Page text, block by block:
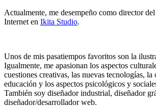
Actualmente, me desempeño como director
Internet en Ikita Studio.
Unos de mis pasatiempos favoritos son la
Igualmente, me apasionan los aspectos
cuestiones creativas, las nuevas tecnologías,
educación y los aspectos psicológicos y
También soy diseñador industrial, diseñador
diseñador/desarrollador web.